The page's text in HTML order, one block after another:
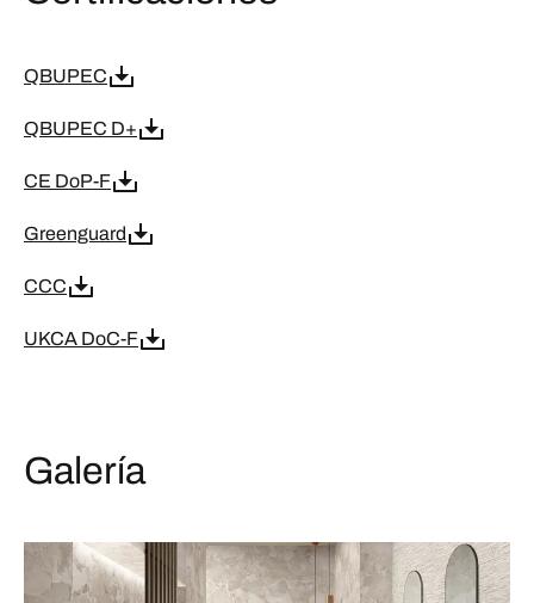
QBUPEC
QBUPEC D+
CE DoP-F
Greenguard
CCC
UKCA DoC-F
Galería